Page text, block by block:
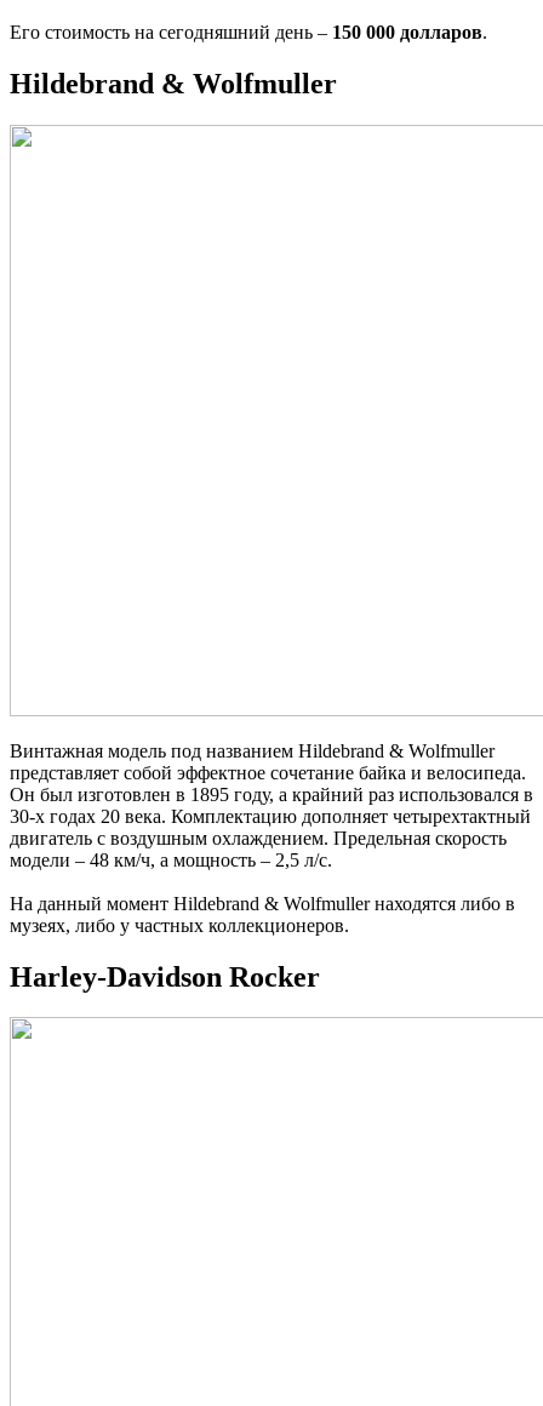
Его стоимость на сегодняшний день – 150 000 долларов.
Hildebrand & Wolfmuller
Винтажная модель под названием Hildebrand & Wolfmuller
представляет собой эффектное сочетание байка и велосипеда.
Он был изготовлен в 1895 году, а крайний раз использовался в
30-х годах 20 века. Комплектацию дополняет четырехтактный
двигатель с воздушным охлаждением. Предельная скорость
модели – 48 км/ч, а мощность – 2,5 л/с.
На данный момент Hildebrand & Wolfmuller находятся либо в
музеях, либо у частных коллекционеров.
Harley-Davidson Rocker